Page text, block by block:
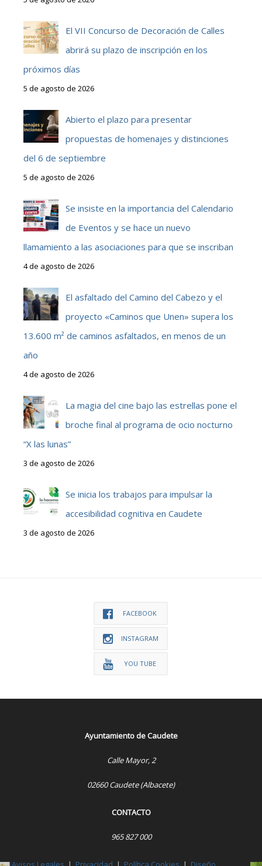
El VII Concurso de Decoración de Calles
abrirá su plazo de inscripción en los
próximos días
5 de agosto de 2026
Abierto el plazo para presentar
propuestas de homenajes y distinciones
del 6 de septiembre
5 de agosto de 2026
Se insiste en la importancia del Calendario
de Eventos y se hace un nuevo
llamamiento a las asociaciones para que se inscriban
4 de agosto de 2026
El asfaltado del Camino del Cabezo y el
proyecto «Caminos que Unen» supera los
13.600 m² de caminos asfaltados, en menos de un
año
4 de agosto de 2026
La magia del cine bajo las estrellas pone el
broche final al programa de ocio nocturno
“X las lunas”
3 de agosto de 2026
Se inicia los trabajos para impulsar la
accesibilidad cognitiva en Caudete
3 de agosto de 2026
FACEBOOK
INSTAGRAM
YOU TUBE
Ayuntamiento de Caudete
Calle Mayor, 2
02660 Caudete (Albacete)
CONTACTO
965 827 000